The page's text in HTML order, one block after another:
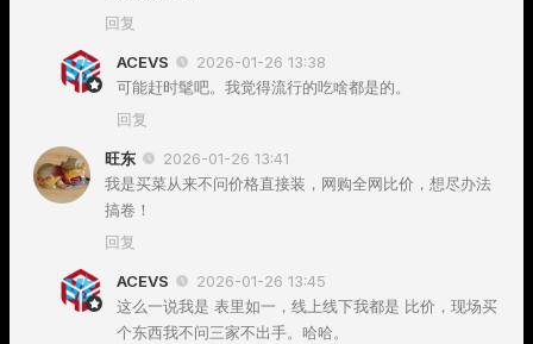
回复
ACEVS
2026-01-26 13:38
可能赶时髦吧。我觉得流行的吃啥都是的。
回复
旺东
2026-01-26 13:41
我是买菜从来不问价格直接装，网购全网比价，想尽办法
搞卷！
回复
ACEVS
2026-01-26 13:45
这么一说我是 表里如一，线上线下我都是 比价，现场买
个东西我不问三家不出手。哈哈。